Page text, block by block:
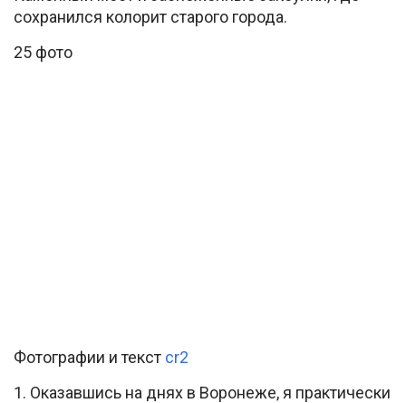
сохранился колорит старого города.
25 фото
Фотографии и текст cr2
1. Оказавшись на днях в Воронеже, я практически